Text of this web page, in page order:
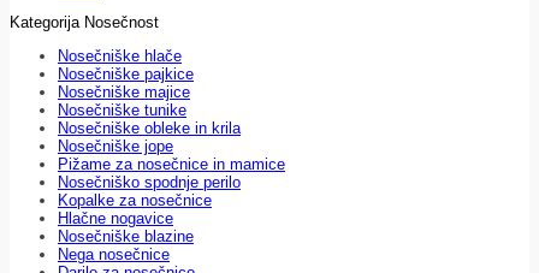
Kategorija Nosečnost
Nosečniške hlače
Nosečniške pajkice
Nosečniške majice
Nosečniške tunike
Nosečniške obleke in krila
Nosečniške jope
Pižame za nosečnice in mamice
Nosečniško spodnje perilo
Kopalke za nosečnice
Hlačne nogavice
Nosečniške blazine
Nega nosečnice